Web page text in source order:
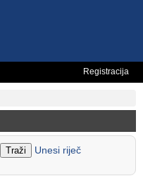
Registracija
Unesi riječ